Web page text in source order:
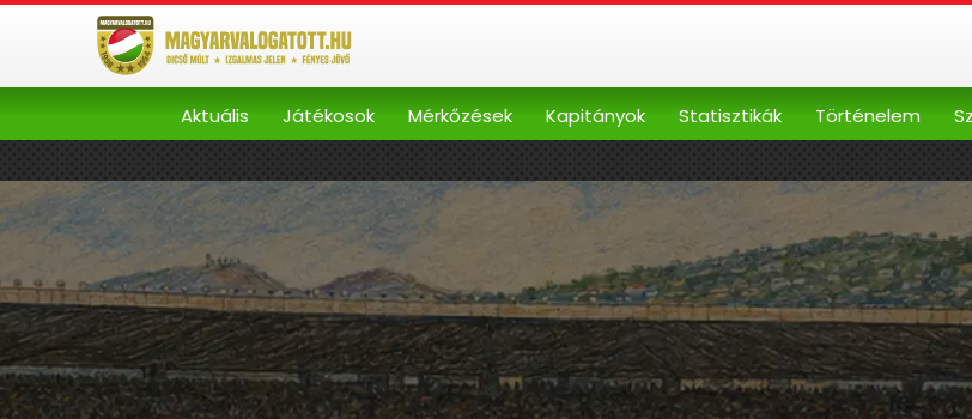
Aktuális Játékosok Mérkőzések Kapitányok Statisztikák Történelem